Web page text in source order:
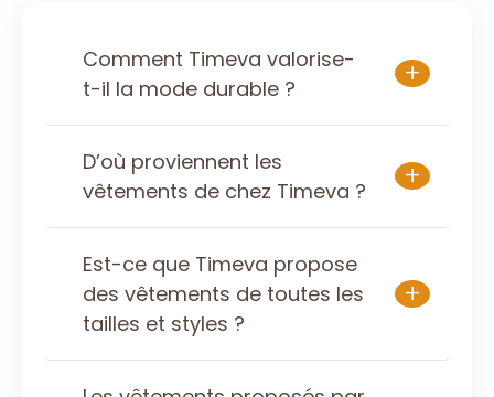
Comment Timeva valorise-
t-il la mode durable ?
+
D’où proviennent les
vêtements de chez Timeva ?
+
Est-ce que Timeva propose
des vêtements de toutes les
tailles et styles ?
+